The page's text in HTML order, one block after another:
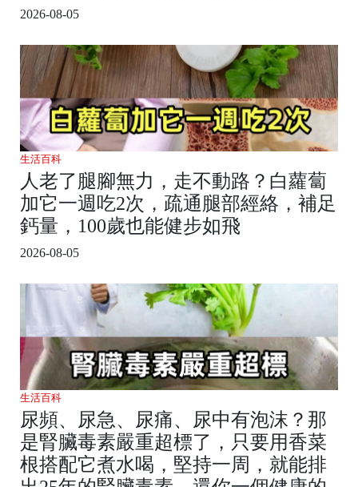
2026-08-05
生活百科
人老了腿腳無力，走不動路？白蘿蔔
加它一週吃2次，疏通腿部經絡，補足
鈣量，100歲也能健步如飛
2026-08-05
生活百科
尿頻、尿急、尿痛、尿中有泡沫？那
是腎臟毒素嚴重超標了，只要用香菜
根搭配它煮水喝，堅持一周，就能排